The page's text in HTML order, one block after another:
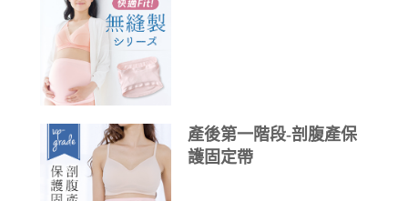
產後第一階段-剖腹產保
護固定帶